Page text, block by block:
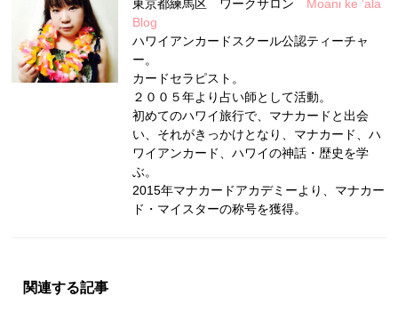
東京都練馬区 ワークサロン Moani ke 'ala
Blog
ハワイアンカードスクール公認ティーチャ
ー。
カードセラピスト。
２００５年より占い師として活動。
初めてのハワイ旅行で、マナカードと出会
い、それがきっかけとなり、マナカード、ハ
ワイアンカード、ハワイの神話・歴史を学
ぶ。
2015年マナカードアカデミーより、マナカー
ド・マイスターの称号を獲得。
関連する記事